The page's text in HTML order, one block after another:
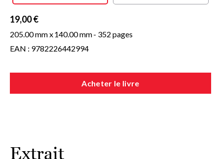
19,00 €
205.00 mm x140.00 mm- 352 pages
EAN : 9782226442994
Acheter le livre
Extrait